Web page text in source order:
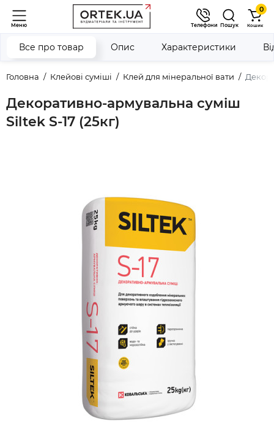
Меню Телефони Пошук
0
Кошик
Головна Клейові суміші Клей для мінеральної вати
Декоративно-армувальна суміш
Siltek S-17 (25кг)
Все про товар Опис Характеристики